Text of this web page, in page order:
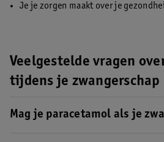
Je je zorgen maakt over je
Veelgestelde vragen
tijdens je zwangerschap
Mag je paracetamol als je